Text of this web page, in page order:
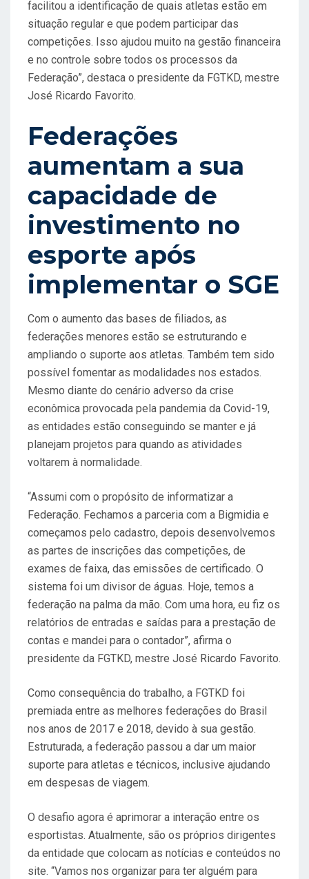
facilitou a identificação de quais atletas estão em
situação regular e que podem participar das
competições. Isso ajudou muito na gestão financeira
e no controle sobre todos os processos da
Federação”, destaca o presidente da FGTKD, mestre
José Ricardo Favorito.
Federações
aumentam a sua
capacidade de
investimento no
esporte após
implementar o SGE
Com o aumento das bases de filiados, as
federações menores estão se estruturando e
ampliando o suporte aos atletas. Também tem sido
possível fomentar as modalidades nos estados.
Mesmo diante do cenário adverso da crise
econômica provocada pela pandemia da Covid-19,
as entidades estão conseguindo se manter e já
planejam projetos para quando as atividades
voltarem à normalidade.
“Assumi com o propósito de informatizar a
Federação. Fechamos a parceria com a Bigmidia e
começamos pelo cadastro, depois desenvolvemos
as partes de inscrições das competições, de
exames de faixa, das emissões de certificado. O
sistema foi um divisor de águas. Hoje, temos a
federação na palma da mão. Com uma hora, eu fiz os
relatórios de entradas e saídas para a prestação de
contas e mandei para o contador”, afirma o
presidente da FGTKD, mestre José Ricardo Favorito.
Como consequência do trabalho, a FGTKD foi
premiada entre as melhores federações do Brasil
nos anos de 2017 e 2018, devido à sua gestão.
Estruturada, a federação passou a dar um maior
suporte para atletas e técnicos, inclusive ajudando
em despesas de viagem.
O desafio agora é aprimorar a interação entre os
esportistas. Atualmente, são os próprios dirigentes
da entidade que colocam as notícias e conteúdos no
site. “Vamos nos organizar para ter alguém para